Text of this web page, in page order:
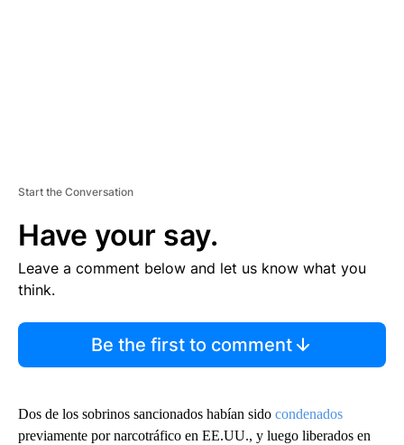
Start the Conversation
Have your say.
Leave a comment below and let us know what you
think.
Be the first to comment
Dos de los sobrinos sancionados habían sido condenados
previamente por narcotráfico en EE.UU., y luego liberados en